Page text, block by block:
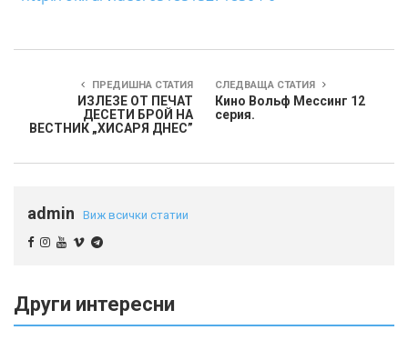
ПРЕДИШНА СТАТИЯ
ИЗЛЕЗЕ ОТ ПЕЧАТ
ДЕСЕТИ БРОЙ НА
ВЕСТНИК „ХИСАРЯ ДНЕС”
СЛЕДВАЩА СТАТИЯ
Кино Вольф Мессинг 12
серия.
admin Виж всички статии
Други интересни